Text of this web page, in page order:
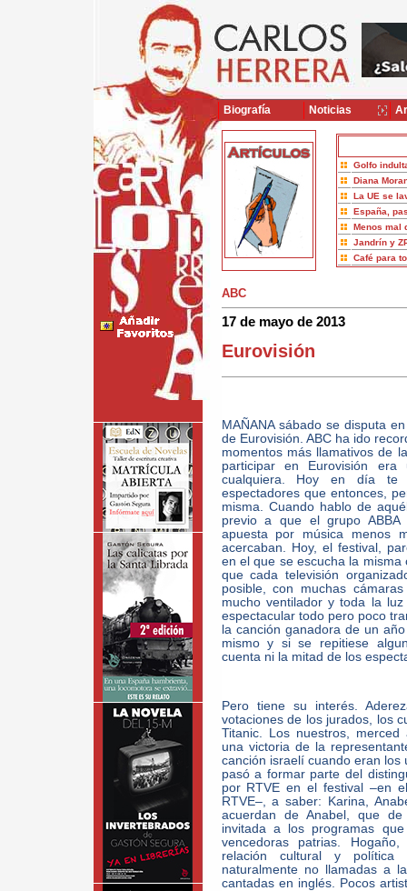
Golfo
Diana
La UE se
España,
Menos mal
Jandrín y
Café para
ABC
17 de mayo de 2013
Eurovisión
MAÑANA sábado se disputa
de Eurovisión. ABC ha ido
momentos más llamativos de
participar en Eurovisión
cualquiera. Hoy en día te
espectadores que entonces,
misma. Cuando hablo de
previo a que el grupo
apuesta por música menos
acercaban. Hoy, el festival,
en el que se escucha la
que cada televisión
posible, con muchas
mucho ventilador y toda la
espectacular todo pero poco
la canción ganadora de un
mismo y si se repitiese
cuenta ni la mitad de los
Pero tiene su interés.
votaciones de los jurados, los
Titanic. Los nuestros,
una victoria de la
canción israelí cuando eran
pasó a formar parte del
por RTVE en el festival –en
RTVE–, a saber: Karina,
acuerdan de Anabel, que
invitada a los programas
vencedoras patrias.
relación cultural y política
naturalmente no llamadas a
cantadas en inglés. Pocos
Biografía Noticias